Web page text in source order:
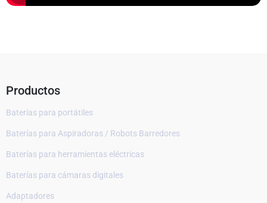
Productos
Baterías para portátiles
Baterías para Aspiradoras / Robots Barredores
Baterías para herramientas eléctricas
Baterías para cámaras digitales
Adaptadores